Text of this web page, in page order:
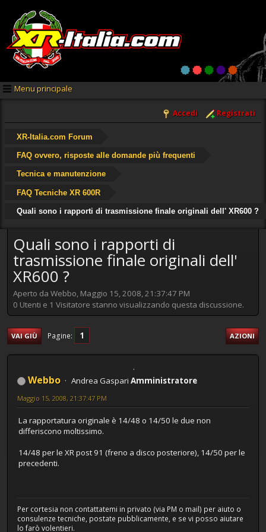
Menu principale
Accedi Registrati
XR-Italia.com Forum
FAQ ovvero, risposte alle domande più frequenti
Tecnica e manutenzione
FAQ Tecniche XR 600R
Quali sono i rapporti di trasmissione finale originali dell' XR600 ?
Quali sono i rapporti di
trasmissione finale originali dell'
XR600 ?
Aperto da Webbo, Maggio 15, 2008, 21:37:47 PM
0 Utenti e 1 Visitatore stanno visualizzando questa discussione.
VAI GIÙ Pagine 1 AZIONI
Webbo Andrea Gaspari Amministratore
Maggio 15, 2008, 21:37:47 PM
La rapportatura originale è 14/48 o 14/50 le due non
differiscono moltissimo.
14/48 per le XR post 91 (freno a disco posteriore), 14/50 per le
precedenti.
Per cortesia non contattatemi in privato (via PM o mail) per aiuto o
consulenze tecniche, postate pubblicamente, e se vi posso aiutare
lo farò volentieri.